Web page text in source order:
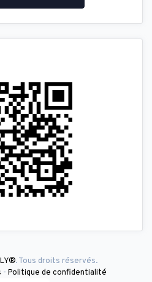
. Tous droits réservés.
- Politique de confidentialité